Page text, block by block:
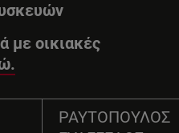
με οικιακές
ΡΑΥΤΟΠΟΥΛΟΣ